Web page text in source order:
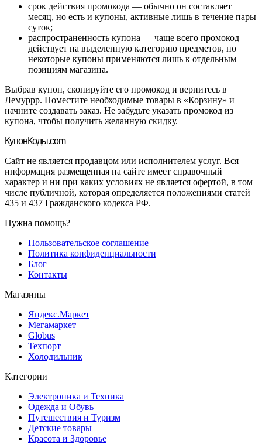
срок действия промокода — обычно он составляет
месяц, но есть и купоны, активные лишь в течение пары
суток;
распространенность купона — чаще всего промокод
действует на выделенную категорию предметов, но
некоторые купоны применяются лишь к отдельным
позициям магазина.
Выбрав купон, скопируйте его промокод и вернитесь в
Лемуррр. Поместите необходимые товары в «Корзину» и
начните создавать заказ. Не забудьте указать промокод из
купона, чтобы получить желанную скидку.
КупонКоды.com
Сайт не является продавцом или исполнителем услуг. Вся
информация размещенная на сайте имеет справочный
характер и ни при каких условиях не является офертой, в том
числе публичной, которая определяется положениями статей
435 и 437 Гражданского кодекса РФ.
Нужна помощь?
Пользовательское соглашение
Политика конфиденциальности
Блог
Контакты
Магазины
Яндекс.Маркет
Мегамаркет
Globus
Техпорт
Холодильник
Категории
Электроника и Техника
Одежда и Обувь
Путешествия и Туризм
Детские товары
Красота и Здоровье